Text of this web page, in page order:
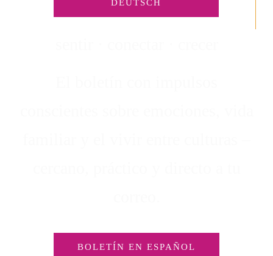
DEUTSCH
BOLETÍN EN ESPAÑOL